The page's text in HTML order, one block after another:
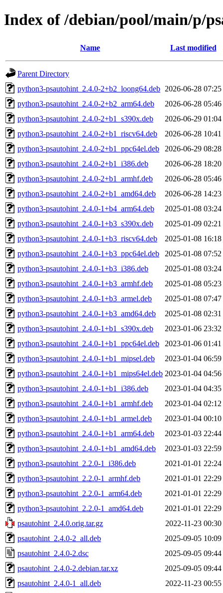
Index of /debian/pool/main/p/
Name Last modified
Parent Directory
python3-psautohint_2.4.0-2+b2_loong64.deb 2026-06-28 07:25
python3-psautohint_2.4.0-2+b2_arm64.deb
2026-06-28 05:46
python3-psautohint_2.4.0-2+b1_s390x.deb
2026-06-29 01:04
python3-psautohint_2.4.0-2+b1_riscv64.deb
2026-06-28 10:41
python3-psautohint_2.4.0-2+b1_ppc64el.deb
2026-06-29 08:28
python3-psautohint_2.4.0-2+b1_i386.deb
2026-06-28 18:20
python3-psautohint_2.4.0-2+b1_armhf.deb
2026-06-28 05:46
python3-psautohint_2.4.0-2+b1_amd64.deb
2026-06-28 14:23
python3-psautohint_2.4.0-1+b4_arm64.deb
2025-01-08 03:24
python3-psautohint_2.4.0-1+b3_s390x.deb
2025-01-09 02:21
python3-psautohint_2.4.0-1+b3_riscv64.deb
2025-01-08 16:18
python3-psautohint_2.4.0-1+b3_ppc64el.deb
2025-01-08 07:52
python3-psautohint_2.4.0-1+b3_i386.deb
2025-01-08 03:24
python3-psautohint_2.4.0-1+b3_armhf.deb
2025-01-08 05:23
python3-psautohint_2.4.0-1+b3_armel.deb
2025-01-08 07:47
python3-psautohint_2.4.0-1+b3_amd64.deb
2025-01-08 02:31
python3-psautohint_2.4.0-1+b1_s390x.deb
2023-01-06 23:32
python3-psautohint_2.4.0-1+b1_ppc64el.deb
2023-01-06 01:41
python3-psautohint_2.4.0-1+b1_mipsel.deb
2023-01-04 06:59
python3-psautohint_2.4.0-1+b1_mips64el.deb 2023-01-04 04:56
python3-psautohint_2.4.0-1+b1_i386.deb
2023-01-04 04:35
python3-psautohint_2.4.0-1+b1_armhf.deb
2023-01-04 02:12
python3-psautohint_2.4.0-1+b1_armel.deb
2023-01-04 00:10
python3-psautohint_2.4.0-1+b1_arm64.deb
2023-01-03 22:44
python3-psautohint_2.4.0-1+b1_amd64.deb
2023-01-03 22:59
python3-psautohint_2.2.0-1_i386.deb
2021-01-01 22:24
python3-psautohint_2.2.0-1_armhf.deb
2021-01-01 22:29
python3-psautohint_2.2.0-1_arm64.deb
2021-01-01 22:29
python3-psautohint_2.2.0-1_amd64.deb
2021-01-01 22:29
psautohint_2.4.0.orig.tar.gz
2022-11-23 00:30
psautohint_2.4.0-2_all.deb
2025-09-05 10:09
psautohint_2.4.0-2.dsc
2025-09-05 09:44
psautohint_2.4.0-2.debian.tar.xz
2025-09-05 09:44
psautohint_2.4.0-1_all.deb
2022-11-23 00:55